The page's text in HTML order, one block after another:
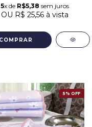
5x de R$5,38 sem juros
OU R$ 25,56 à vista
5% OFF